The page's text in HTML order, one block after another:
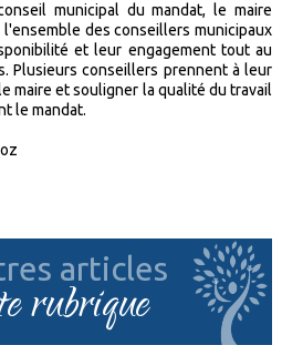
municipal du mandat, le maire
des conseillers municipaux
et leur engagement tout au
Plusieurs conseillers prennent à leur
maire et souligner la qualité du travail
le mandat.
articles
rubrique